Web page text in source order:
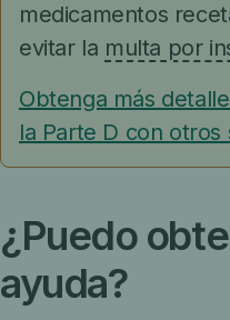
medicamentos
evitar la multa por
Obtenga más
la Parte D con otros
¿Puedo
ayuda?